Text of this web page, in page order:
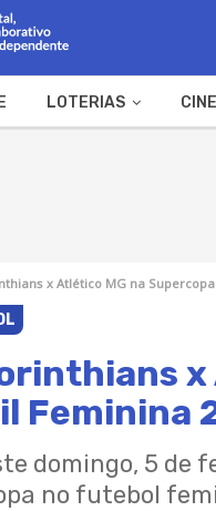
LOTERIAS
x Atlético MG na
Feminina
domingo, 5 de
no futebol